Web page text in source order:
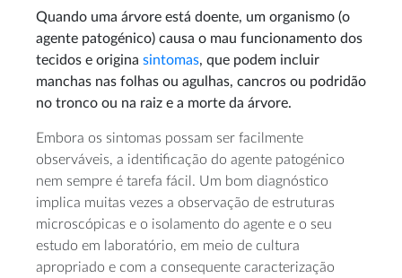
Quando uma árvore está doente, um organismo (o
agente patogénico) causa o mau funcionamento dos
tecidos e origina sintomas, que podem incluir
manchas nas folhas ou agulhas, cancros ou podridão
no tronco ou na raiz e a morte da árvore.
Embora os sintomas possam ser facilmente
observáveis, a identificação do agente patogénico
nem sempre é tarefa fácil. Um bom diagnóstico
implica muitas vezes a observação de estruturas
microscópicas e o isolamento do agente e o seu
estudo em laboratório, em meio de cultura
apropriado e com a consequente caracterização